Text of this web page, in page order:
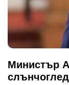
Министър